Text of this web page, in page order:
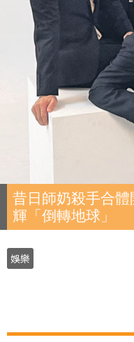
昔日師奶殺手合
輝「倒轉地球」
娛樂